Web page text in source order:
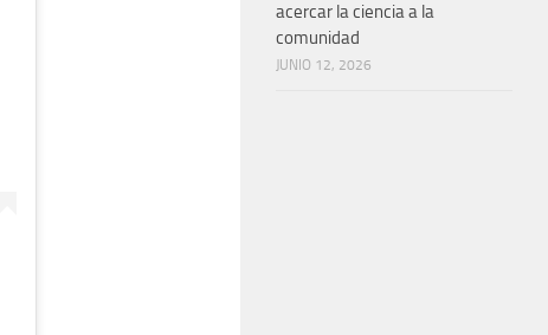
acercar la ciencia a la
comunidad
JUNIO 12, 2026